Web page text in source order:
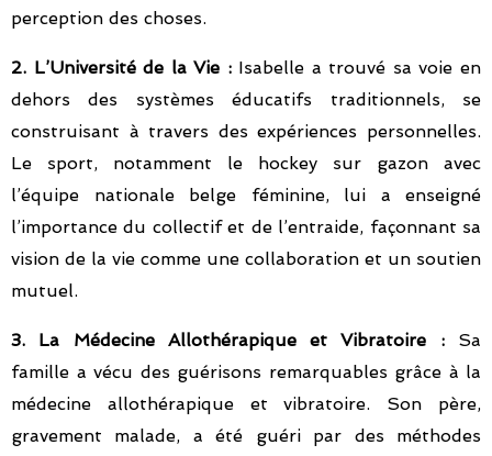
perception des choses.
2. L’Université de la Vie :Isabelle a trouvé sa voie en
dehors des systèmes éducatifs traditionnels, se
construisant à travers des expériences personnelles.
Le sport, notamment le hockey sur gazon avec
l’équipe nationale belge féminine, lui a enseigné
l’importance du collectif et de l’entraide, façonnant sa
vision de la vie comme une collaboration et un soutien
mutuel.
3. La Médecine Allothérapique et Vibratoire :Sa
famille a vécu des guérisons remarquables grâce à la
médecine allothérapique et vibratoire. Son père,
gravement malade, a été guéri par des méthodes